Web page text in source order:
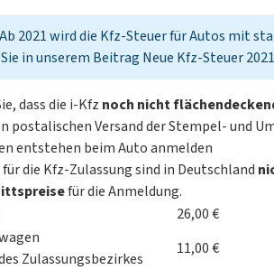
Ab 2021 wird die Kfz-Steuer für Autos mit
in unserem Beitrag Neue Kfz-Steuer 2021
dass die i-Kfz noch nicht
postalischen Versand der Stempel- und
entstehen beim Auto anmelden
die Kfz-Zulassung sind in Deutschland
für die Anmeldung.
26,00 €
Zulassungsbezirkes
11,00 €